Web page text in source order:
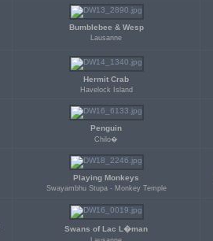
Bumblebee & Wesp
Lausanne
Hermit Crab
Havelock Island
Penguin
Chilo�
Playing Monkeys
Swayambhu Stupa - Monkey Temple
Swans of Lac L�man